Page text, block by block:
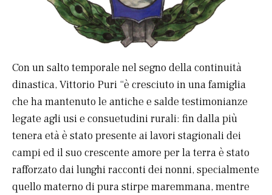
Con un salto temporale nel segno della continuità
dinastica, Vittorio Puri “è cresciuto in una famiglia
che ha mantenuto le antiche e salde testimonianze
legate agli usi e consuetudini rurali: fin dalla più
tenera età è stato presente ai lavori stagionali dei
campi ed il suo crescente amore per la terra è stato
rafforzato dai lunghi racconti dei nonni, specialmente
quello materno di pura stirpe maremmana, mentre